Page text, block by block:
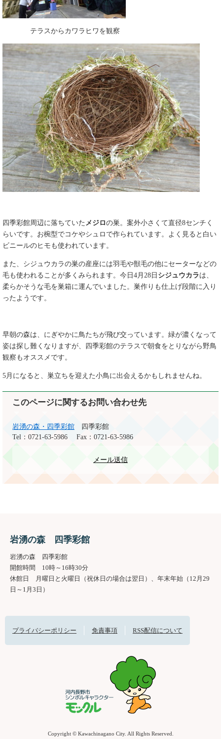
テラスからカワラヒワを観察
四季彩館周辺に落ちていた メジロの巣。案外小さくて直径8センチく
らいです。お椀型でコケやシュロで作られています。よく見ると白い
ビニールのヒモも使われています。
また、シジュウカラの巣の産座には羽毛や獣毛の他にセーターなどの
毛も使われることが多くみられます。今日4月28日 シジュウカラ は、
柔らかそうな毛を巣箱に運んでいました。巣作りも仕上げ段階に入り
ったようです。
早朝の森は、にぎやかに鳥たちが飛び交っています。緑が濃くなって
姿は探し難くなりますが、四季彩館のテラスで朝食をとりながら野鳥
観察もオススメです。
5月になると、巣立ちを迎えた小鳥に出会えるかもしれませんね。
このページに関するお問い合わせ先
岩湧の森・四季彩館
四季彩館
Tel：0721-63-5986
Fax：0721-63-5986
メール送信
岩湧の森 四季彩館
岩湧の森 四季彩館
開館時間 10時～16時30分
休館日 月曜日と火曜日（祝休日の場合は翌日）、年末年始（12月29
日～1月3日）
プライバシーポリシー 免責事項 RSS配信について
Copyright © Kawachinagano City. All Rights Reserved.